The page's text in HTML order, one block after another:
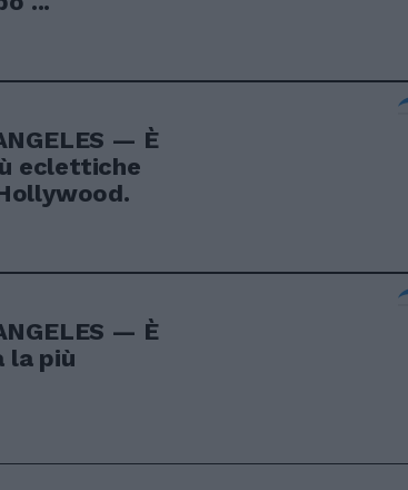
— È
eclettiche
— È
la più